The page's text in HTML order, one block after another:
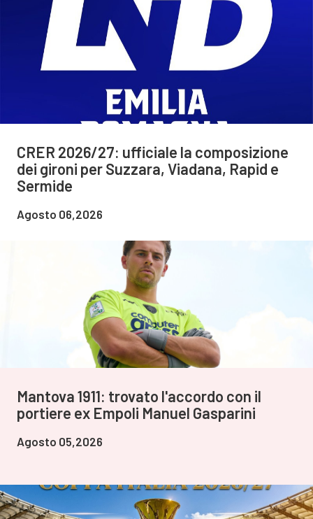
CRER 2026/27: ufficiale la composizione
dei gironi per Suzzara, Viadana, Rapid e
Sermide
Agosto 06,2026
Mantova 1911: trovato l'accordo con il
portiere ex Empoli Manuel Gasparini
Agosto 05,2026